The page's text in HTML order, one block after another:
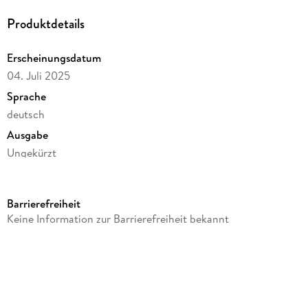
Produktdetails
Erscheinungsdatum
04. Juli 2025
Sprache
deutsch
Ausgabe
Ungekürzt
Laufzeit
Barrierefreiheit
Keine Information zur Barrierefreiheit bekannt